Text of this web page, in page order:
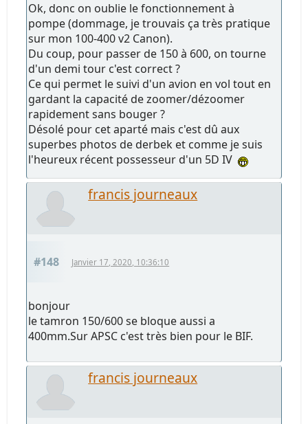
Ok, donc on oublie le fonctionnement à
pompe (dommage, je trouvais ça très pratique
sur mon 100-400 v2 Canon).
Du coup, pour passer de 150 à 600, on tourne
d'un demi tour c'est correct ?
Ce qui permet le suivi d'un avion en vol tout en
gardant la capacité de zoomer/dézoomer
rapidement sans bouger ?
Désolé pour cet aparté mais c'est dû aux
superbes photos de derbek et comme je suis
l'heureux récent possesseur d'un 5D IV
francis journeaux
#148 Janvier 17, 2020, 10:36:10
bonjour
le tamron 150/600 se bloque aussi a
400mm.Sur APSC c'est très bien pour le BIF.
francis journeaux